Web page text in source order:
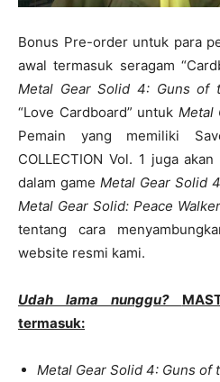
Bonus Pre-order untuk para
awal termasuk seragam
Metal Gear Solid 4: Guns of
“Love Cardboard” untuk Metal
Pemain yang memiliki
COLLECTION Vol. 1 juga
dalam game Metal Gear Solid
Metal Gear Solid: Peace Walker
tentang cara
website resmi kami.
Udah lama nunggu?
termasuk:
Metal Gear Solid 4: Guns of